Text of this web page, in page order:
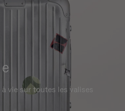
vie sur toutes les valises